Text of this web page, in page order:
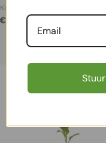
Kunstbloemen
€